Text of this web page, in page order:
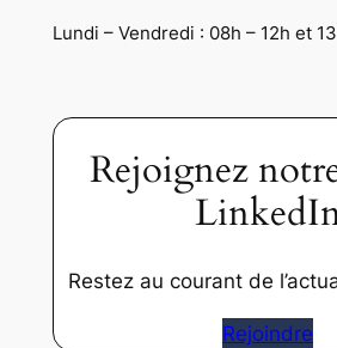
Lundi – Vendredi : 08h – 12h et
Rejoignez
Restez au courant de
Rejoindre